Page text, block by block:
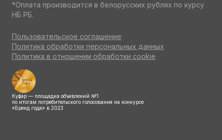
*Оплата производится в белорусских рублях по курсу
НБ РБ.
Пользовательское соглашение
Политика обработки персональных данных
Политика в отношении обработки cookie
Куфар — площадка объявлений №1
по итогам потребительского голосования на конкурсе
«Бренд года» в 2023